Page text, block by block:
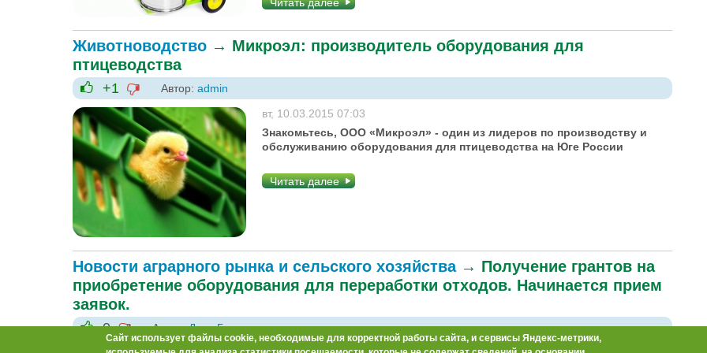
Животноводство → Микроэл: производитель оборудования для
птицеводства
+1
+1
-1
Автор: admin
вт, 10.03.2015 07:03
Знакомьтесь, ООО «Микроэл» - один из лидеров по производству и
обслуживанию оборудования для птицеводства на Юге России
Читать далее
Новости аграрного рынка и сельского хозяйства→ Получение грантов на
приобретение оборудования для переработки отходов. Начинается прием
заявок.
0
-1
Автор:Доза-Гран
Сайт использует файлы cookie, необходимые для корректной работы сайта, и сервисы Яндекс-метрики,